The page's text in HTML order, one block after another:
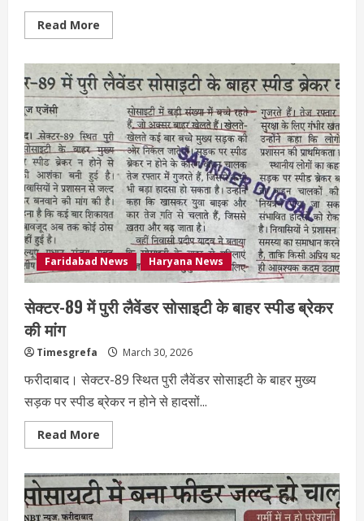
Read More
Faridabad News Haryana News
सेक्टर-89 में पुरी लैवेंडर सोसाइटी के बाहर स्पीड ब्रेकर
की मांग
Timesgrefa March 30, 2026
फरीदाबाद। सेक्टर-89 स्थित पुरी लैवेंडर सोसाइटी के बाहर मुख्य
सड़क पर स्पीड ब्रेकर न होने से हादसों...
Read More